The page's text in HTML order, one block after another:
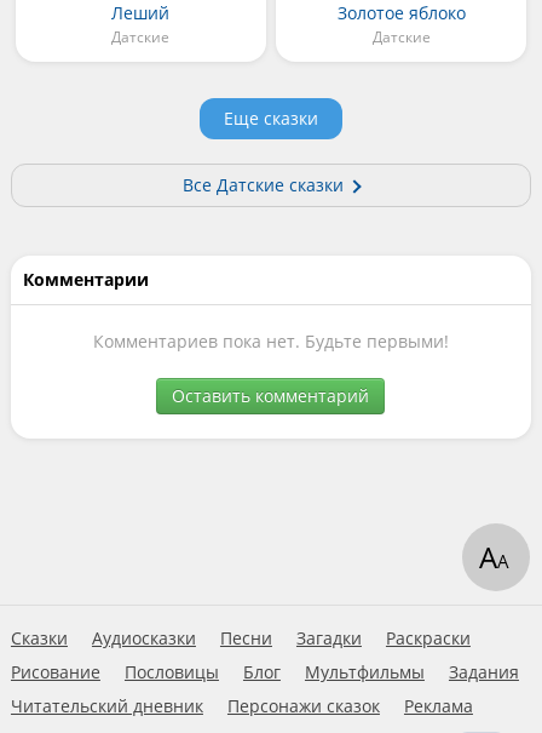
Леший
Датские
Золотое яблоко
Датские
Еще сказки
Все Датские сказки
Комментарии
Комментариев пока нет. Будьте первыми!
Оставить комментарий
Сказки Аудиосказки Песни Загадки
Раскраски
Рисование
Пословицы Блог Мультфильмы
Задания
Читательский дневник
Персонажи сказок
Реклама
АА